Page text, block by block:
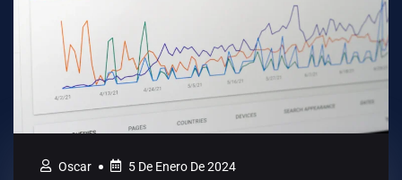
Oscar 5 De Enero De 2024